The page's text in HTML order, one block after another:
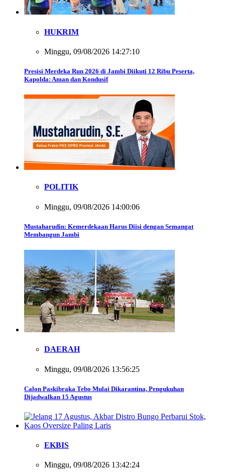
HUKRIM
Minggu, 09/08/2026 14:27:10
Presisi Merdeka Run 2026 di Jambi Diikuti 12 Ribu Peserta,
Kapolda: Aman dan Kondusif
POLITIK
Minggu, 09/08/2026 14:00:06
Mustaharudin: Kemerdekaan Harus Diisi dengan Semangat
Membangun Jambi
DAERAH
Minggu, 09/08/2026 13:56:25
Calon Paskibraka Tebo Mulai Dikarantina, Pengukuhan
Dijadwalkan 15 Agustus
EKBIS
Minggu, 09/08/2026 13:42:24